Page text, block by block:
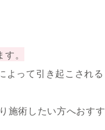
。
よって引き起こされる
施術したい方へおすす